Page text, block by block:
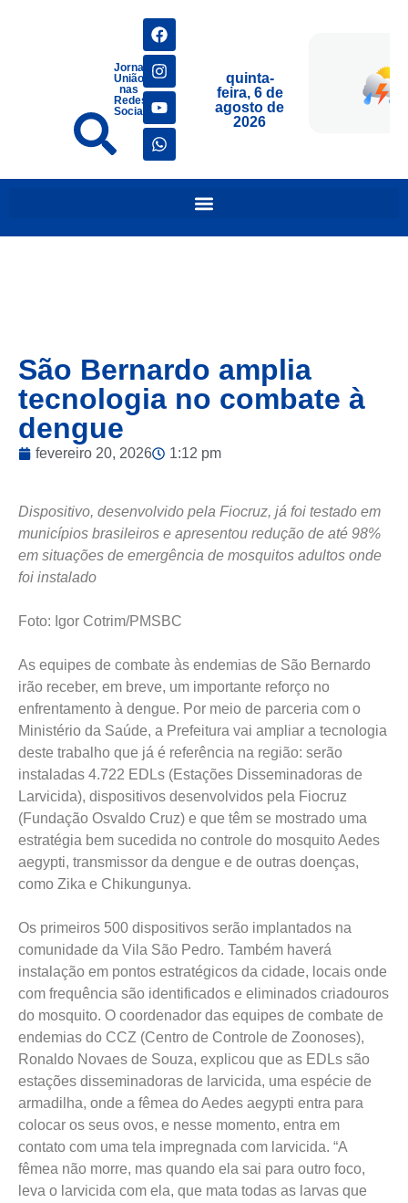
Jornais
União
nas
Redes
Sociais
quinta-
feira, 6 de
agosto de
2026
São Bernardo amplia
tecnologia no combate à
dengue
fevereiro 20, 2026 1:12 pm
Dispositivo, desenvolvido pela Fiocruz, já foi testado em
municípios brasileiros e apresentou redução de até 98%
em situações de emergência de mosquitos adultos onde
foi instalado
Foto: Igor Cotrim/PMSBC
As equipes de combate às endemias de São Bernardo
irão receber, em breve, um importante reforço no
enfrentamento à dengue. Por meio de parceria com o
Ministério da Saúde, a Prefeitura vai ampliar a tecnologia
deste trabalho que já é referência na região: serão
instaladas 4.722 EDLs (Estações Disseminadoras de
Larvicida), dispositivos desenvolvidos pela Fiocruz
(Fundação Osvaldo Cruz) e que têm se mostrado uma
estratégia bem sucedida no controle do mosquito Aedes
aegypti, transmissor da dengue e de outras doenças,
como Zika e Chikungunya.
Os primeiros 500 dispositivos serão implantados na
comunidade da Vila São Pedro. Também haverá
instalação em pontos estratégicos da cidade, locais onde
com frequência são identificados e eliminados criadouros
do mosquito. O coordenador das equipes de combate de
endemias do CCZ (Centro de Controle de Zoonoses),
Ronaldo Novaes de Souza, explicou que as EDLs são
estações disseminadoras de larvicida, uma espécie de
armadilha, onde a fêmea do Aedes aegypti entra para
colocar os seus ovos, e nesse momento, entra em
contato com uma tela impregnada com larvicida. “A
fêmea não morre, mas quando ela sai para outro foco,
leva o larvicida com ela, que mata todas as larvas que